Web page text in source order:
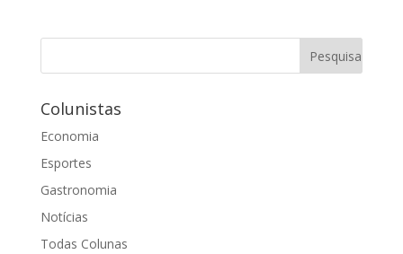
Colunistas
Economia
Esportes
Gastronomia
Notícias
Todas Colunas